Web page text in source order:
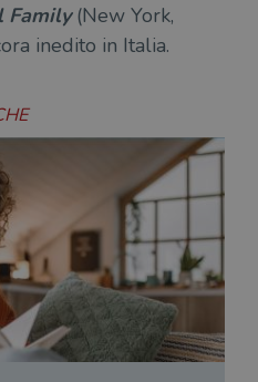
Family(New York,
inedito in Italia.